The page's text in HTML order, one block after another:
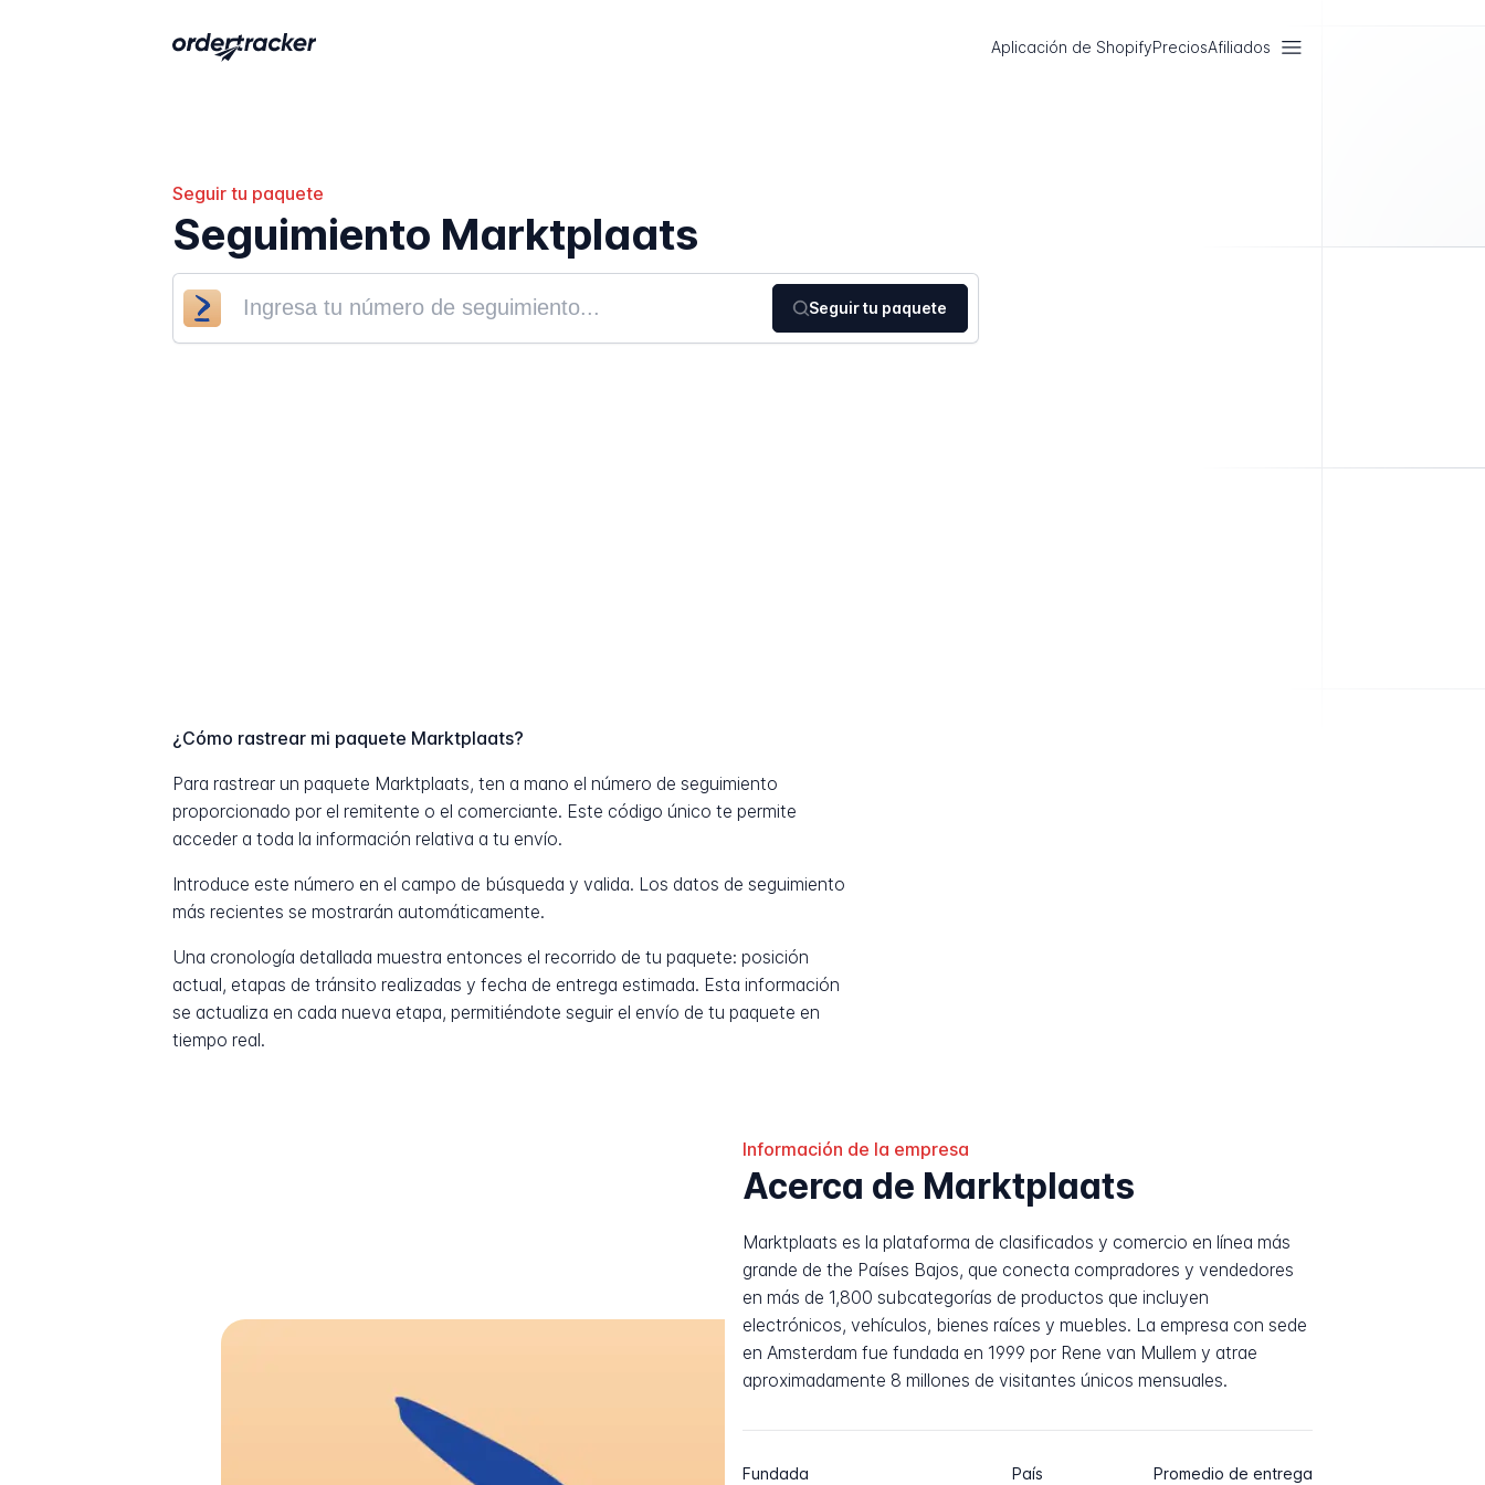
Aplicación de ShopifyPreciosAfiliados
Seguir tu paquete
Seguimiento Marktplaats
Seguir tu paquete
¿Cómo rastrear mi paquete Marktplaats?
Para rastrear un paquete Marktplaats, ten a mano el número de seguimiento
proporcionado por el remitente o el comerciante. Este código único te permite
acceder a toda la información relativa a tu envío.
Introduce este número en el campo de búsqueda y valida. Los datos de seguimiento
más recientes se mostrarán automáticamente.
Una cronología detallada muestra entonces el recorrido de tu paquete: posición
actual, etapas de tránsito realizadas y fecha de entrega estimada. Esta información
se actualiza en cada nueva etapa, permitiéndote seguir el envío de tu paquete en
tiempo real.
Información de la empresa
Acerca de Marktplaats
Marktplaats es la plataforma de clasificados y comercio en línea más
grande de the Países Bajos, que conecta compradores y vendedores
en más de 1,800 subcategorías de productos que incluyen
electrónicos, vehículos, bienes raíces y muebles. La empresa con sede
en Amsterdam fue fundada en 1999 por Rene van Mullem y atrae
aproximadamente 8 millones de visitantes únicos mensuales.
Fundada País Promedio de entrega